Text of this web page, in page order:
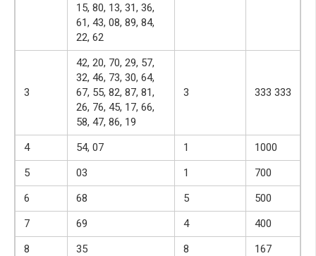
15, 80, 13, 31, 36,
61, 43, 08, 89, 84,
22, 62
3
42, 20, 70, 29, 57,
32, 46, 73, 30, 64,
67, 55, 82, 87, 81,
26, 76, 45, 17, 66,
58, 47, 86, 19
3 333 333
4 54, 07 1
1000
5
03 1
700
6
68 5
500
7
69 4
400
8
35 8
167